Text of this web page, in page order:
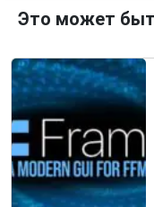
Это может